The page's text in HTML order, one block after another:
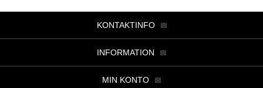
KONTAKTINFO
INFORMATION
MIN KONTO